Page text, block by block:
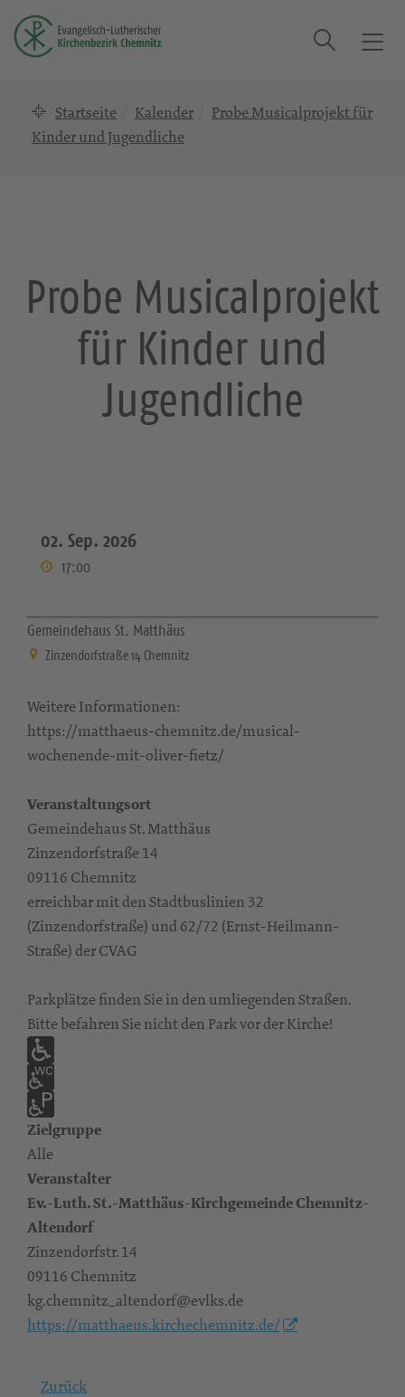
T
g
a
t
Suche
Startseite Kalender
Probe Musicalprojekt für
Kinder und Jugendliche
Probe Musicalprojekt
für Kinder und
Jugendliche
02. Sep. 2026
17:00
Gemeindehaus St. Matthäus
Zinzendorfstraße 14 Chemnitz
Weitere Informationen:
https://matthaeus-chemnitz.de/musical-
wochenende-mit-oliver-fietz/
Veranstaltungsort
Gemeindehaus St. Matthäus
Zinzendorfstraße 14
09116 Chemnitz
erreichbar mit den Stadtbuslinien 32
(Zinzendorfstraße) und 62/72 (Ernst-Heilmann-
Straße) der CVAG
Parkplätze finden Sie in den umliegenden Straßen.
Bitte befahren Sie nicht den Park vor der Kirche!
Zielgruppe
Alle
Veranstalter
Ev.-Luth. St.-Matthäus-Kirchgemeinde Chemnitz-
Altendorf
Zinzendorfstr. 14
09116 Chemnitz
kg.chemnitz_altendorf@evlks.de
https://matthaeus.kirchechemnitz.de/
Zurück